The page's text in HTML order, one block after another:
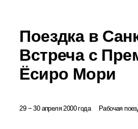
Поездка в
Встреча с
Ёсиро Мори
29 − 30 апреля 2000 года Рабочая